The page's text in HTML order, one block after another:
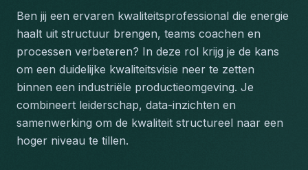
Ben jij een ervaren kwaliteitsprofessional die energie
haalt uit structuur brengen, teams coachen en
processen verbeteren? In deze rol krijg je de kans
om een duidelijke kwaliteitsvisie neer te zetten
binnen een industriële productieomgeving. Je
combineert leiderschap, data-inzichten en
samenwerking om de kwaliteit structureel naar een
hoger niveau te tillen.